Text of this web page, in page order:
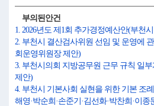
부의된안건
1. 2026년도 제1회 추가경정예산안(부천
2. 부천시 결산검사위원 선임 및 운영에
회운영위원장 제안)
3. 부천시의회 지방공무원 근무 규칙 일
제안)
4. 부천시 기본사회 실현을 위한 기본 조
해영·박순희·손준기·김선화·박찬희·이종